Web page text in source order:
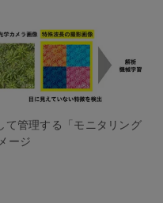
て管理する「モニタリング
ージ